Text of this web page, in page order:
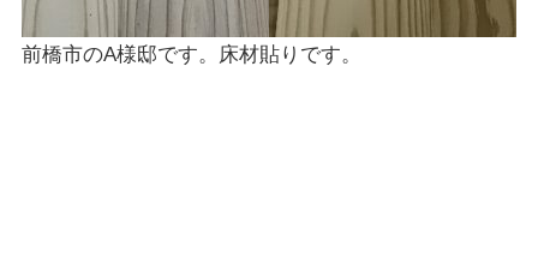
前橋市のA様邸です。床材貼りです。